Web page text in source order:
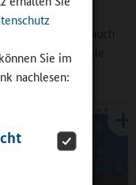
Sie im
nachlesen:
von den
kann, auch
vermitteln, dass sie